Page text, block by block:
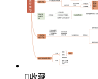
收藏